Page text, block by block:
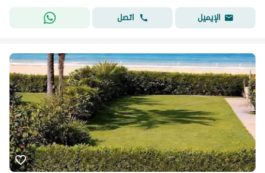
الإيميل
اتصل